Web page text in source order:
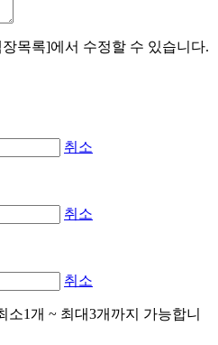
목록]에서 수정할 수 있습니다.
취소
취소
취소
소1개 ~ 최대3개까지 가능합니